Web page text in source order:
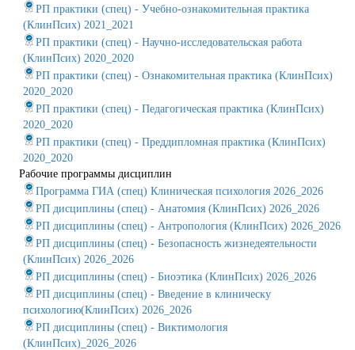
РП практики (спец) - Учебно-ознакомительная практика
(КлинПсих) 2021_2021
РП практики (спец) - Научно-исследовательская работа
(КлинПсих) 2020_2020
РП практики (спец) - Ознакомительная практика (КлинПсих)
2020_2020
РП практики (спец) - Педагогическая практика (КлинПсих)
2020_2020
РП практики (спец) - Преддипломная практика (КлинПсих)
2020_2020
Рабочие программы дисциплин
Программа ГИА (спец) Клиническая психология 2026_2026
РП дисциплины (спец) - Анатомия (КлинПсих) 2026_2026
РП дисциплины (спец) - Антропология (КлинПсих) 2026_2026
РП дисциплины (спец) - Безопасность жизнедеятельности
(КлинПсих) 2026_2026
РП дисциплины (спец) - Биоэтика (КлинПсих) 2026_2026
РП дисциплины (спец) - Введение в клиническу
психологию(КлинПсих) 2026_2026
РП дисциплины (спец) - Виктимология
(КлинПсих)_2026_2026